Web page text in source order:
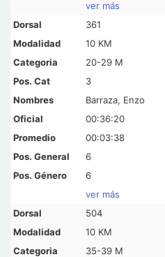
ver más
361
10 KM
20-29 M
3
Barraza, Enzo
00:36:20
00:03:38
6
6
ver más
504
10 KM
35-39 M